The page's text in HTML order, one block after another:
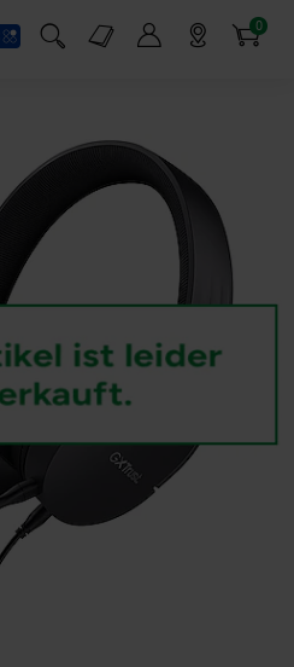
Suchfeld einblenden
Markt-Angebote 0
Artikel